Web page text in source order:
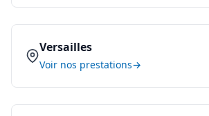
Versailles
Voir nos prestations